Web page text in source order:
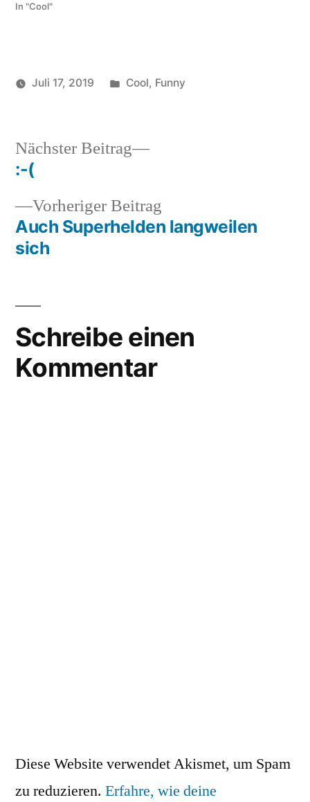
In "Cool"
Juli 17, 2019
Veröffentlicht
Cool, Funny
Beitragsnavigation
Vorheriger Beitrag
Beitrag:
Auch Superhelden langweilen
sich
Nächster Beitrag
Nächster
:-(
Schreibe einen
Kommentar
Diese Website verwendet Akismet, um Spam
zu reduzieren. Erfahre, wie deine